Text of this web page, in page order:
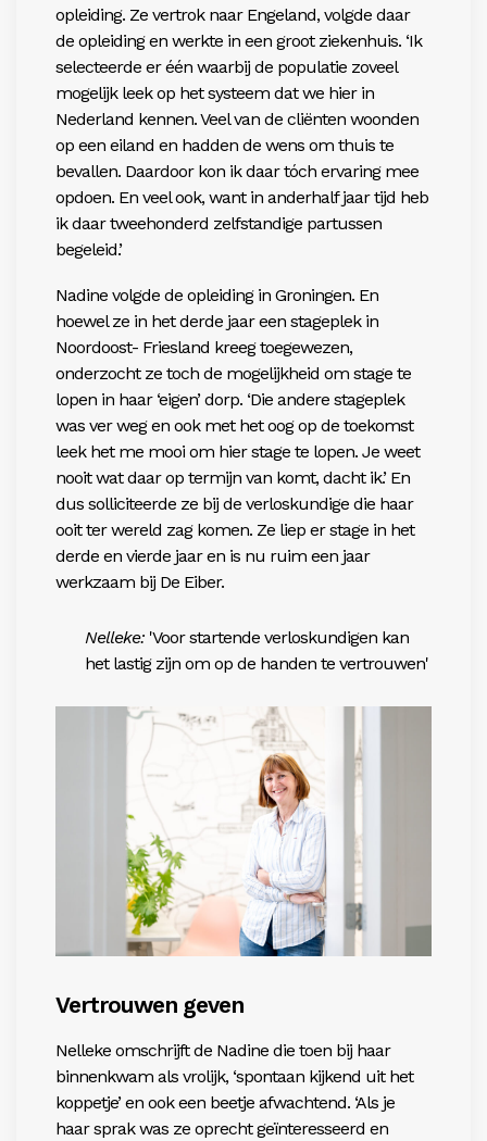
opleiding. Ze vertrok naar Engeland, volgde daar
de opleiding en werkte in een groot ziekenhuis. ‘Ik
selecteerde er één waarbij de populatie zoveel
mogelijk leek op het systeem dat we hier in
Nederland kennen. Veel van de cliënten woonden
op een eiland en hadden de wens om thuis te
bevallen. Daardoor kon ik daar tóch ervaring mee
opdoen. En veel ook, want in anderhalf jaar tijd heb
ik daar tweehonderd zelfstandige partussen
begeleid.’
Nadine volgde de opleiding in Groningen. En
hoewelze in het derde jaar een stageplek in
Noordoost- Friesland kreeg toegewezen,
onderzocht ze toch de mogelijkheid om stage te
lopen in haar ‘eigen’ dorp. ‘Die andere stageplek
was ver weg en ook met het oog op de toekomst
leek het me mooi om hier stage te lopen. Je weet
nooit wat daar op termijn van komt, dacht ik.’ En
dus solliciteerde ze bij de verloskundige die haar
ooit ter wereld zag komen. Ze liep er stage in het
derde en vierde jaar en is nu ruim een jaar
werkzaam bij De Eiber.
Nelleke: 'Voor startende verloskundigen kan
het lastig zijn om op de handen te vertrouwen'
Vertrouwen geven
Nelleke omschrijft de Nadine die toen bij haar
binnenkwam als vrolijk, ‘spontaan kijkend uit het
koppetje’ en ook een beetje afwachtend. ‘Als je
haar sprak was ze oprecht geïnteresseerd en